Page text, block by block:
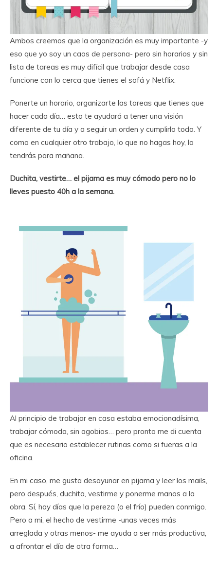
Ambos creemos que la organización es muy importante -y
eso que yo soy un caos de persona- pero sin horarios y sin
lista de tareas es muy difícil que trabajar desde casa
funcione con lo cerca que tienes el sofá y Netflix.
Ponerte un horario, organizarte las tareas que tienes que
hacer cada día… esto te ayudará a tener una visión
diferente de tu día y a seguir un orden y cumplirlo todo. Y
como en cualquier otro trabajo, lo que no hagas hoy, lo
tendrás para mañana.
Duchita, vestirte… el pijama es muy cómodo pero no lo
lleves puesto 40h a la semana.
Al principio de trabajar en casa estaba emocionadísima,
trabajar cómoda, sin agobios… pero pronto me di cuenta
que es necesario establecer rutinas como si fueras a la
oficina.
En mi caso, me gusta desayunar en pijama y leer los mails,
pero después, duchita, vestirme y ponerme manos a la
obra. Sí, hay días que la pereza (o el frío) pueden conmigo.
Pero a mi, el hecho de vestirme -unas veces más
arreglada y otras menos- me ayuda a ser más productiva,
a afrontar el día de otra forma…